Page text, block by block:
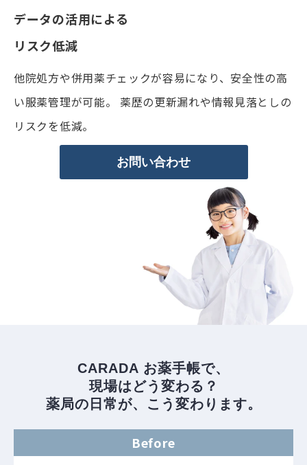
データの活用による
リスク低減
他院処方や併用薬チェックが容易になり、安全性の高
い服薬管理が可能。 薬歴の更新漏れや情報見落としの
リスクを低減。
お問い合わせ
CARADA お薬手帳で、
現場はどう変わる？
薬局の日常が、こう変わります。
Before